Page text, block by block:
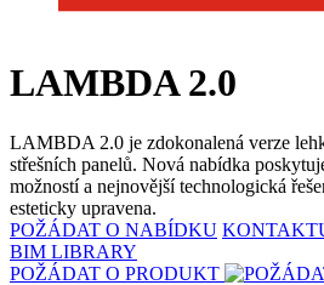
LAMBDA 2.0
LAMBDA 2.0 je zdokonalená verze
střešních panelů. Nová nabídka
možností a nejnovější technologická
esteticky upravena.
POŽÁDAT O NABÍDKU
BIM LIBRARY
POŽÁDAT O PRODUKT